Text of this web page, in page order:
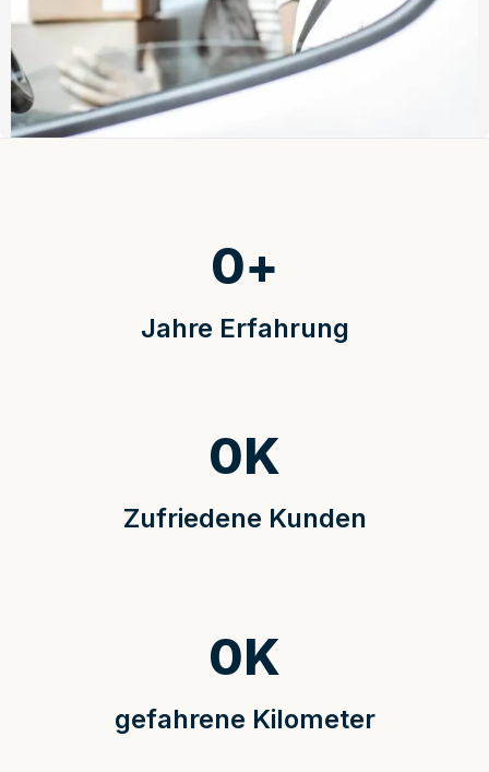
Jahre Erfahrung
0+
Zufriedene Kunden
0K
gefahrene Kilometer
0K